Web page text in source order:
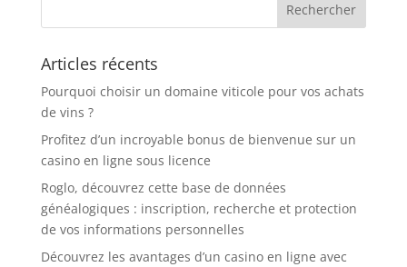
Articles récents
Pourquoi choisir un domaine viticole pour vos achats
de vins ?
Profitez d’un incroyable bonus de bienvenue sur un
casino en ligne sous licence
Roglo, découvrez cette base de données
généalogiques : inscription, recherche et protection
de vos informations personnelles
Découvrez les avantages d’un casino en ligne avec